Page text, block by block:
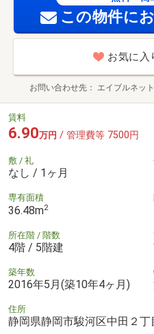
この物件に
お気に入
お問い合わせ先 エイブルネッ
賃料
6.90万円 / 管理費等 7500円
敷 / 礼
なし / 1ヶ月
専有面積
36.48m2
所在階 / 階数
4階 / 5階建
築年数
2016年5月(築10年4ヶ月)
住所
静岡県静岡市駿河区中田２